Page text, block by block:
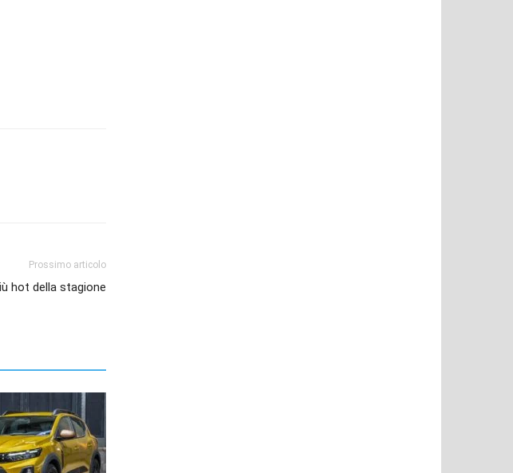
Prossimo articolo
hot della stagione